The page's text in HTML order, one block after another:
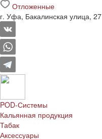
Отложенные
г. Уфа, Бакалинская улица, 27
POD-Системы
Кальянная продукция
Табак
Аксессуары